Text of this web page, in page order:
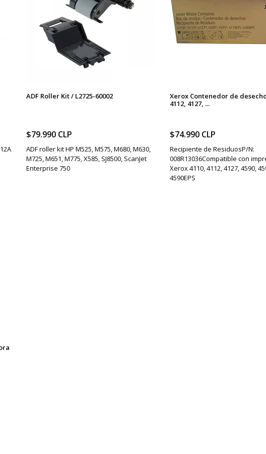
ADF Roller Kit / L2725-60002
$79.990 CLP
ADF roller kit HP M525, M575, M680, M630,
M725, M651, M775, X585, SJ8500, ScanJet
Enterprise 750
Xerox Contenedor de
4112, 4127, ...
$74.990 CLP
Recipiente de ResiduosP/N:
008R13036Compatible con
Xerox 4110, 4112, 4127, 4590,
4590EPS